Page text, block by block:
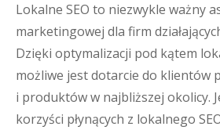
Lokalne SEO to niezwykle ważny
marketingowej dla firm
Dzięki optymalizacji pod kątem
możliwe jest dotarcie do klientów
i produktów w najbliższej okolicy.
korzyści płynących z lokalnego